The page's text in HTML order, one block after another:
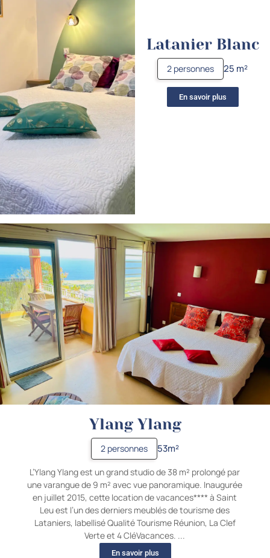
Latanier Blanc
2 personnes 25 m²
En savoir plus
Ylang Ylang
2 personnes 53m²
L’Ylang Ylang est un grand studio de 38 m² prolongé par
une varangue de 9 m² avec vue panoramique. Inaugurée
en juillet 2015, cette location de vacances**** à Saint
Leu est l’un des derniers meublés de tourisme des
Lataniers, labellisé Qualité Tourisme Réunion, La Clef
Verte et 4 CléVacances. ...
En savoir plus